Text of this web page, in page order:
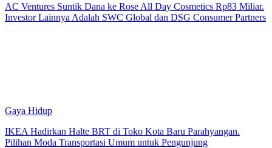
AC Ventures Suntik Dana ke Rose All Day Cosmetics Rp83 Miliar.
Investor Lainnya Adalah SWC Global dan DSG Consumer Partners
Gaya Hidup
IKEA Hadirkan Halte BRT di Toko Kota Baru Parahyangan.
Pilihan Moda Transportasi Umum untuk Pengunjung